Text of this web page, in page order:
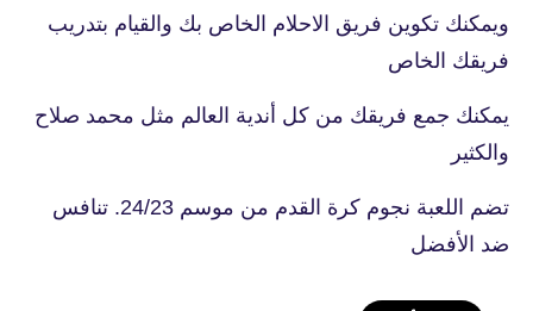
ويمكنك تكوين فريق الاحلام الخاص بك والقيام بتدريب
فريقك الخاص
يمكنك جمع فريقك من كل أندية العالم مثل محمد صلاح
والكثير
تضم اللعبة نجوم كرة القدم من موسم 24/23. تنافس
ضد الأفضل